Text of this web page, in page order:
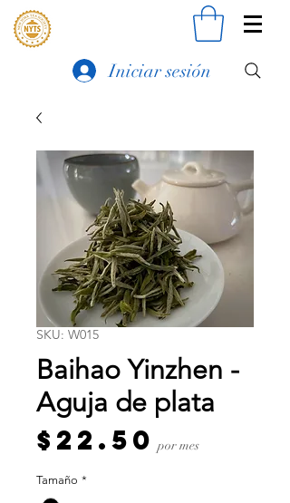
Iniciar sesión
SKU: W015
Baihao Yinzhen -
Aguja de plata
$22.50 Precio
por mes
Tamaño *